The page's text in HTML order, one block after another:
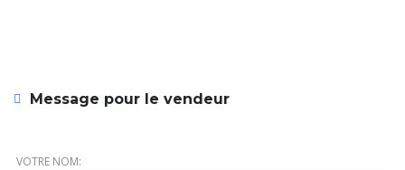
Message pour le vendeur
VOTRE NOM: